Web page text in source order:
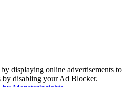
displaying online advertisements to
by disabling your Ad Blocker.